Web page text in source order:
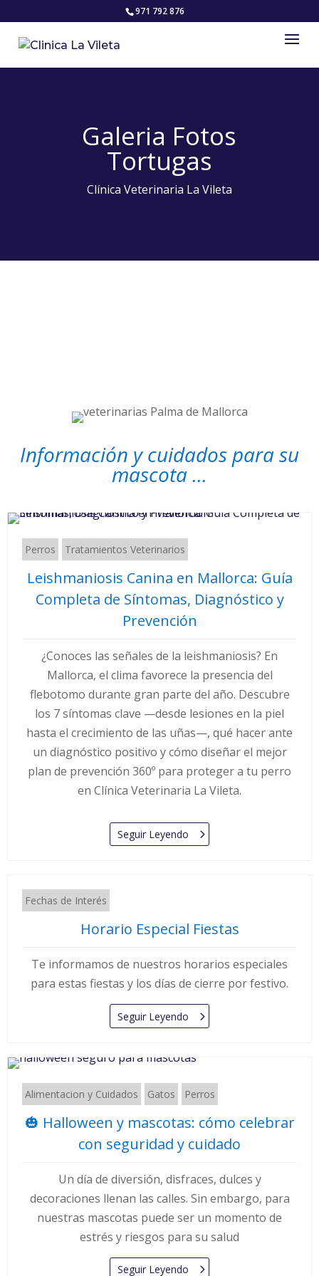
971 792 876
Galeria Fotos
Tortugas
Clínica Veterinaria La Vileta
Información y cuidados para su
mascota ...
Perros Tratamientos Veterinarios
Leishmaniosis Canina en Mallorca: Guía
Completa de Síntomas, Diagnóstico y
Prevención
¿Conoces las señales de la leishmaniosis? En
Mallorca, el clima favorece la presencia del
flebotomo durante gran parte del año. Descubre
los 7 síntomas clave —desde lesiones en la piel
hasta el crecimiento de las uñas—, qué hacer ante
un diagnóstico positivo y cómo diseñar el mejor
plan de prevención 360º para proteger a tu perro
en Clínica Veterinaria La Vileta.
Seguir Leyendo
Fechas de Interés
Horario Especial Fiestas
Te informamos de nuestros horarios especiales
para estas fiestas y los días de cierre por festivo.
Seguir Leyendo
Alimentacion y Cuidados Gatos Perros
🎃 Halloween y mascotas: cómo celebrar
con seguridad y cuidado
Un día de diversión, disfraces, dulces y
decoraciones llenan las calles. Sin embargo, para
nuestras mascotas puede ser un momento de
estrés y riesgos para su salud
Seguir Leyendo